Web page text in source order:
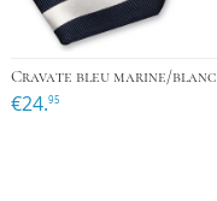
Cravate bleu marine/blanc
€24.95